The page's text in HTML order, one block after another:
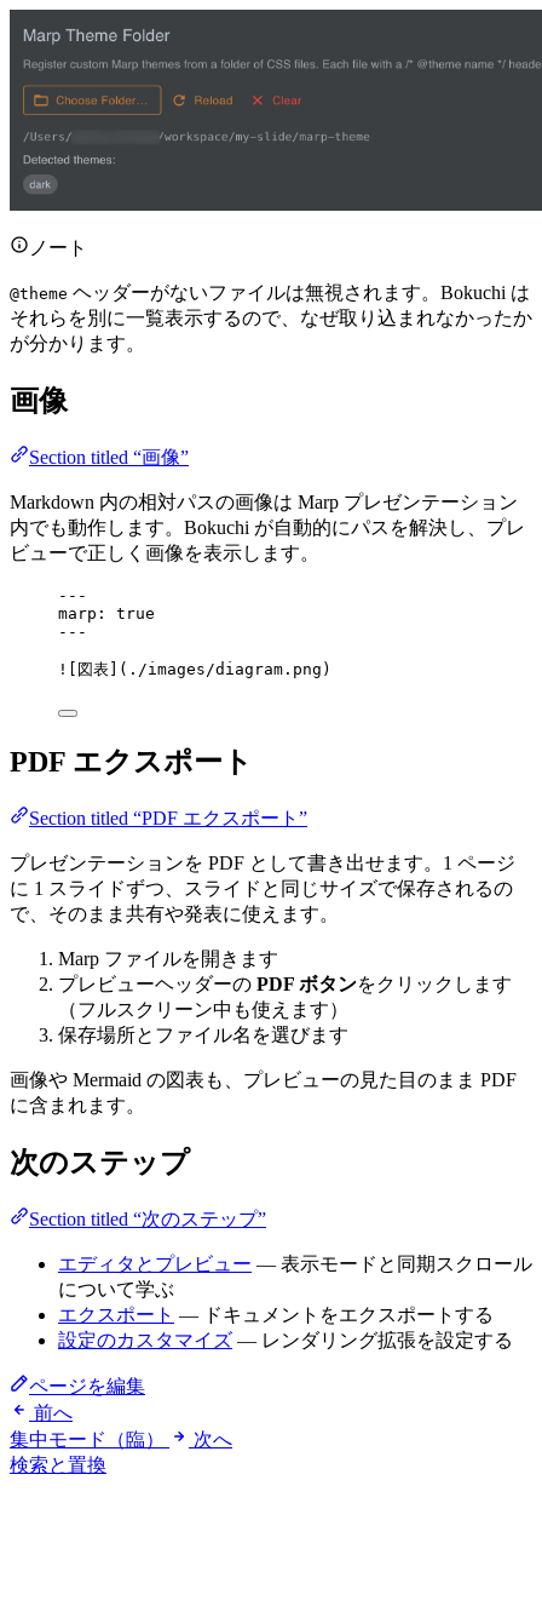
ノート
@theme ヘッダーがないファイルは無視されます。Bokuchi は
それらを別に一覧表示するので、なぜ取り込まれなかったか
が分かります。
画像
Section titled “画像”
Markdown 内の相対パスの画像は Marp プレゼンテーション
内でも動作します。Bokuchi が自動的にパスを解決し、プレ
ビューで正しく画像を表示します。
---
marp : true
---
![ 図表 ( ./images/diagram.png )
PDF エクスポート
Section titled “PDF エクスポート”
プレゼンテーションを PDF として書き出せます。1 ページ
に 1 スライドずつ、スライドと同じサイズで保存されるの
で、そのまま共有や発表に使えます。
Marp ファイルを開きます
プレビューヘッダーの PDF ボタンをクリックします
（フルスクリーン中も使えます）
保存場所とファイル名を選びます
画像や Mermaid の図表も、プレビューの見た目のまま PDF
に含まれます。
次のステップ
Section titled “次のステップ”
エディタとプレビュー — 表示モードと同期スクロール
について学ぶ
エクスポート — ドキュメントをエクスポートする
設定のカスタマイズ — レンダリング拡張を設定する
ページを編集
前へ
集中モード（臨）
次へ
検索と置換